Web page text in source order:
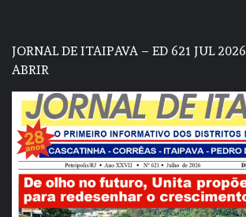
JORNAL DE ITAIPAVA – ED 621 JUL 2026
ABRIR